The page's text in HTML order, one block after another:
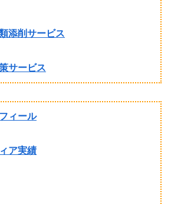
添削サービス
サービス
ィール
ア実績